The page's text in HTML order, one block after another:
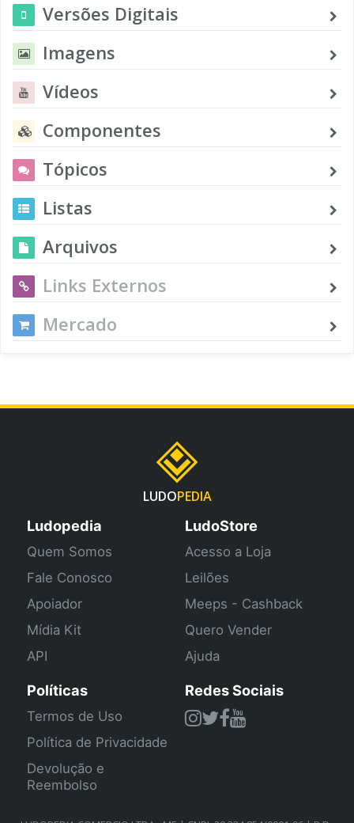
Versões Digitais
Imagens
Vídeos
Componentes
Tópicos
Listas
Arquivos
Links Externos
Mercado
LUDOPEDIA
Ludopedia
Quem Somos
Fale Conosco
Apoiador
Mídia Kit
API
LudoStore
Acesso a Loja
Leilões
Meeps - Cashback
Quero Vender
Ajuda
Políticas
Termos de Uso
Política de Privacidade
Devolução e
Reembolso
Redes Sociais